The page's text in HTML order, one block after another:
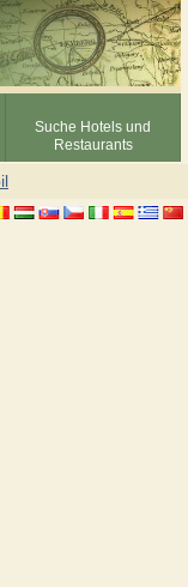
Suche Hotels und
Restaurants